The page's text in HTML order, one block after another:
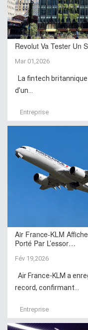
Revolut Va Tester Un
Mar 01,2026
La fintech
d’un...
Entreprise
Air France-KLM
Porté Par L’essor…
Fév 19,2026
Air France-KLM a
record, confirmant...
Entreprise